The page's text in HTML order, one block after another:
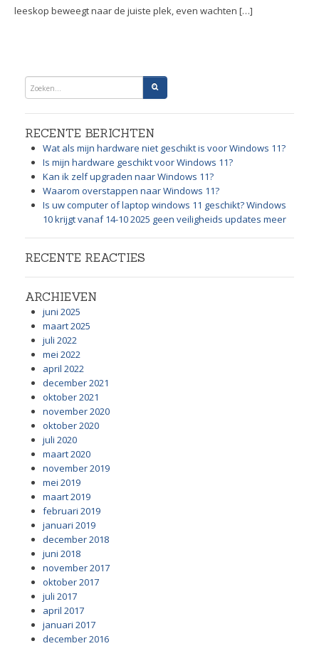
leeskop beweegt naar de juiste plek, even wachten […]
RECENTE BERICHTEN
Wat als mijn hardware niet geschikt is voor Windows 11?
Is mijn hardware geschikt voor Windows 11?
Kan ik zelf upgraden naar Windows 11?
Waarom overstappen naar Windows 11?
Is uw computer of laptop windows 11 geschikt? Windows
10 krijgt vanaf 14-10 2025 geen veiligheids updates meer
RECENTE REACTIES
ARCHIEVEN
juni 2025
maart 2025
juli 2022
mei 2022
april 2022
december 2021
oktober 2021
november 2020
oktober 2020
juli 2020
maart 2020
november 2019
mei 2019
maart 2019
februari 2019
januari 2019
december 2018
juni 2018
november 2017
oktober 2017
juli 2017
april 2017
januari 2017
december 2016